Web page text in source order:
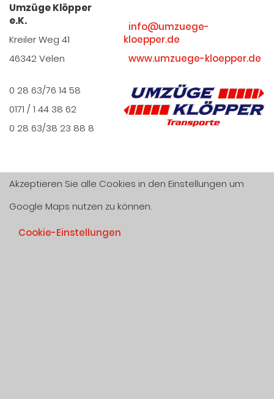
Umzüge Klöpper
e.K.
Kreiler Weg 41
46342 Velen
0 28 63/76 14 58
0171 / 1 44 38 62
0 28 63/38 23 88 8
info@umzuege-
kloepper.de
www.umzuege-kloepper.de
Akzeptieren Sie alle Cookies in den Einstellungen um
Google Maps nutzen zu können.
Cookie-Einstellungen